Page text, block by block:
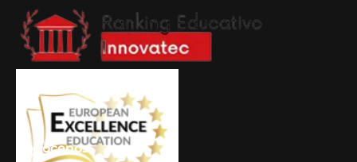
Conócenos